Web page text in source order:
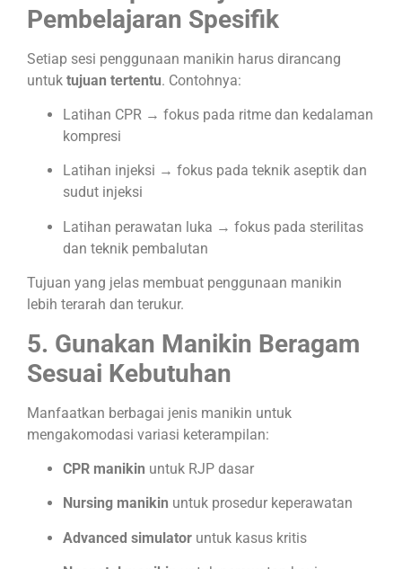
Pembelajaran Spesifik
Setiap sesi penggunaan manikin harus dirancang
untuk tujuan tertentu. Contohnya:
Latihan CPR → fokus pada ritme dan kedalaman
kompresi
Latihan injeksi → fokus pada teknik aseptik dan
sudut injeksi
Latihan perawatan luka → fokus pada sterilitas
dan teknik pembalutan
Tujuan yang jelas membuat penggunaan manikin
lebih terarah dan terukur.
5. Gunakan Manikin Beragam
Sesuai Kebutuhan
Manfaatkan berbagai jenis manikin untuk
mengakomodasi variasi keterampilan:
CPR manikin untuk RJP dasar
Nursing manikin untuk prosedur keperawatan
Advanced simulator untuk kasus kritis